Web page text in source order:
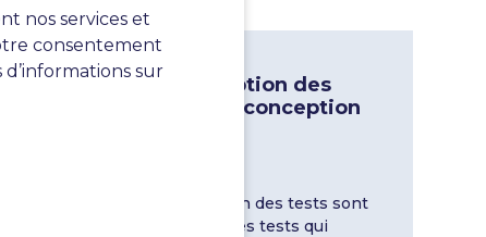
Techniques de conception des
tests – Techniques de conception
Les techniques de conception des tests sont
des normes de conception des tests qui
nos services et
consentement
sur